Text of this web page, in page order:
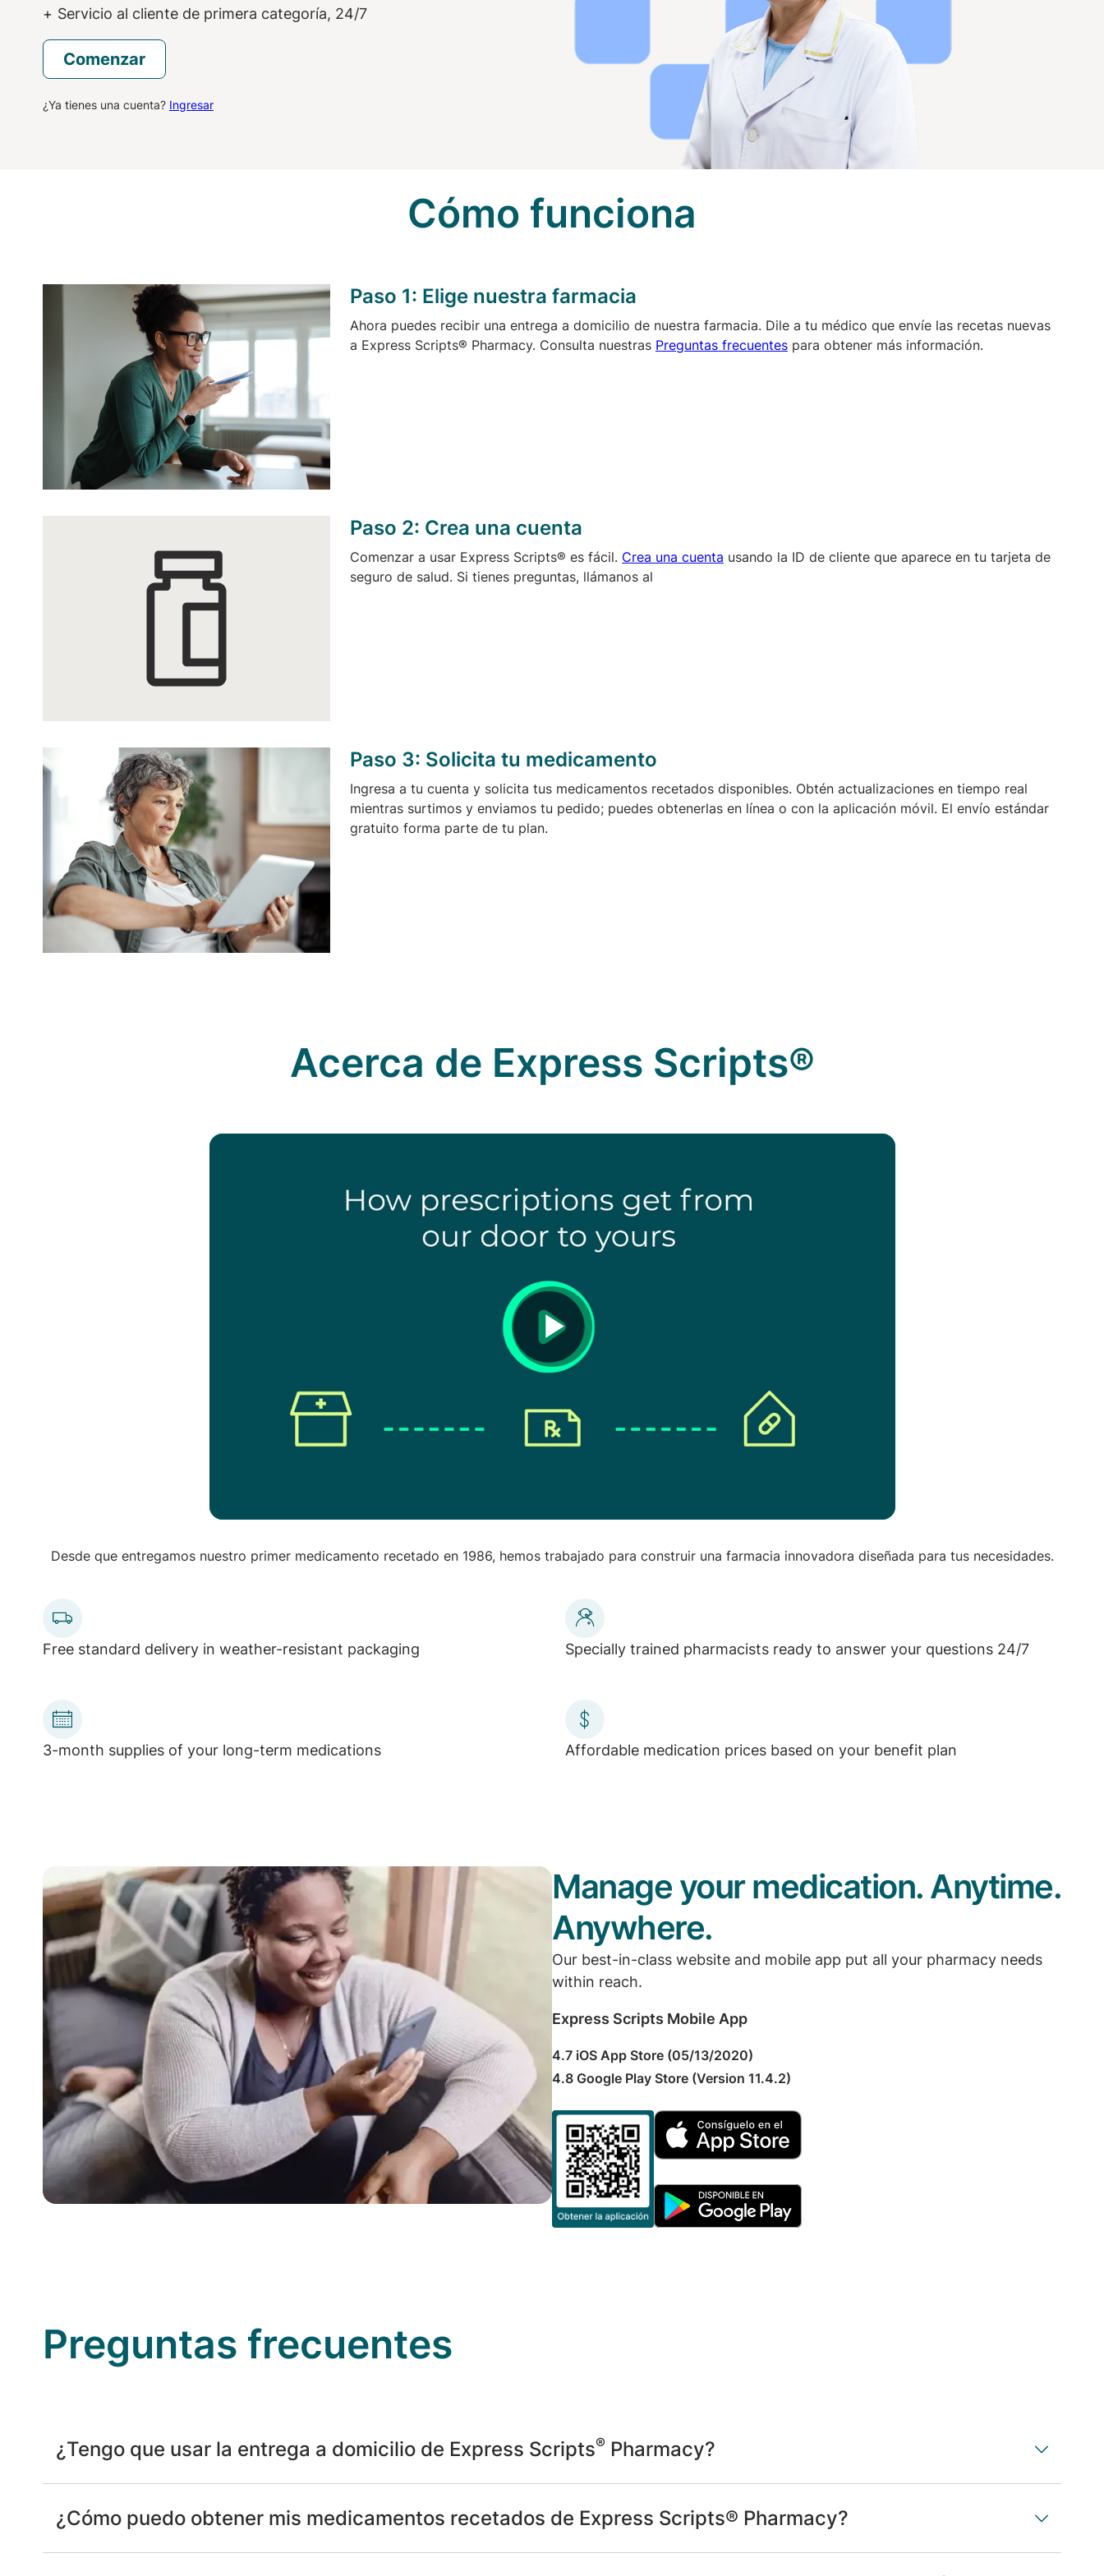
Servicio al cliente de primera categoría, 24/7
Comenzar
¿Ya tienes una cuenta? Ingresar
Cómo funciona
Paso 1: Elige nuestra farmacia
Ahora puedes recibir una entrega a domicilio de nuestra farmacia. Dile a tu médico que envíe las recetas nuevas
a Express Scripts® Pharmacy. Consulta nuestras Preguntas frecuentes para obtener más información.
Paso 2: Crea una cuenta
Comenzar a usar Express Scripts® es fácil. Crea una cuenta usando la ID de cliente que aparece en tu tarjeta de
seguro de salud. Si tienes preguntas, llámanos al
Paso 3: Solicita tu medicamento
Ingresa a tu cuenta y solicita tus medicamentos recetados disponibles. Obtén actualizaciones en tiempo real
mientras surtimos y enviamos tu pedido; puedes obtenerlas en línea o con la aplicación móvil. El envío estándar
gratuito forma parte de tu plan.
Acerca de Express Scripts®
Play
Video
Desde que entregamos nuestro primer medicamento recetado en 1986, hemos trabajado para construir una farmacia innovadora diseñada para tus necesidades.
Free standard delivery in weather-resistant packaging Specially trained pharmacists ready to answer your questions 24/7
3-month supplies of your long-term medications Affordable medication prices based on your benefit plan
Manage your medication. Anytime.
Anywhere.
Our best-in-class website and mobile app put all your pharmacy needs
within reach.
Express Scripts Mobile App
4.7 iOS App Store (05/13/2020)
4.8 Google Play Store (Version 11.4.2)
Preguntas frecuentes
¿Tengo que usar la entrega a domicilio de Express Scripts® Pharmacy?
¿Cómo puedo obtener mis medicamentos recetados de Express Scripts® Pharmacy?